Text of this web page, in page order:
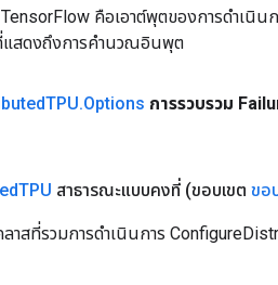
คือเอาต์พุตของการดำเนิน
สดงถึงการคำนวณอินพุต
TPU.Options การรวบรวม
TPU สาธารณะแบบคงที่ (ขอบเขต ขอ
ลาสที่รวมการดำเนินการ